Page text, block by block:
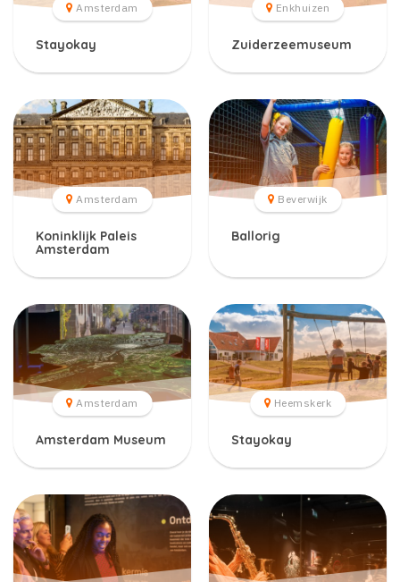
Amsterdam
Stayokay
Enkhuizen
Zuiderzeemuseum
Amsterdam
Koninklijk Paleis
Amsterdam
Beverwijk
Ballorig
Amsterdam
Amsterdam Museum
Heemskerk
Stayokay